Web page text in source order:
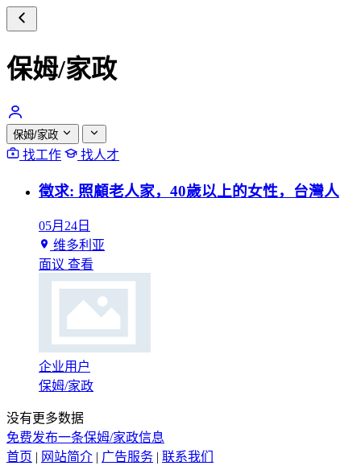
保姆/家政
保姆/家政
找工作 找人才
徵求: 照顧老人家，40歲以上的女性，台灣人
05月24日
维多利亚
面议 查看
企业用户
保姆/家政
没有更多数据
免费发布一条保姆/家政信息
首页 | 网站简介 | 广告服务 | 联系我们